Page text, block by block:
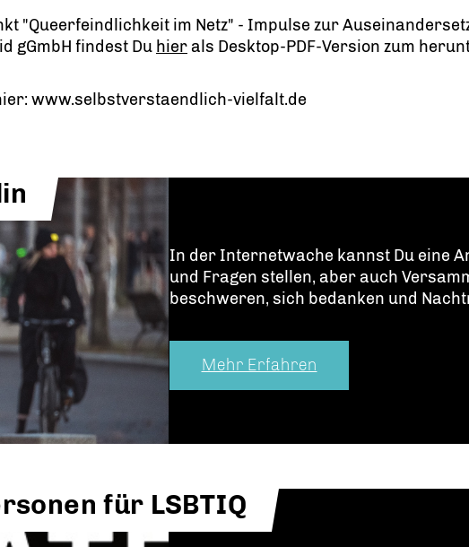
"Queerfeindlichkeit im Netz" - Impulse zur
gGmbH findest Du hier als Desktop-PDF-Version zum
www.selbstverstaendlich-vielfalt.de
In der Internetwache kannst Du eine
und Fragen stellen, aber auch
beschweren, sich bedanken und
Mehr Erfahren
für LSBTIQ